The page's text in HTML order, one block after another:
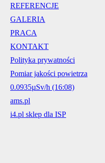
REFERENCJE
GALERIA
PRACA
KONTAKT
Polityka prywatności
Pomiar jakości powietrza
0.0935µSv/h (16:08)
ams.pl
i4.pl sklep dla ISP